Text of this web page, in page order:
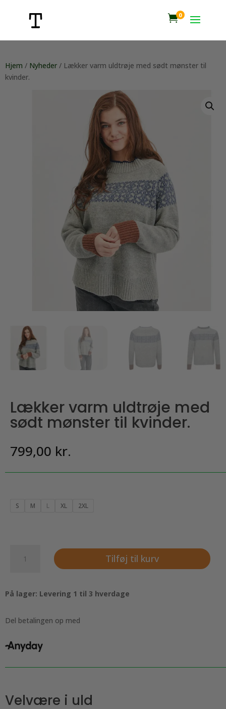
0
Hjem / Nyheder / Lækker varm uldtrøje med sødt mønster til
kvinder.
Lækker varm uldtrøje med
sødt mønster til kvinder.
799,00 kr.
S M L XL 2XL
varm
sødt
til
antal
Tilføj til kurv
På lager: Levering 1 til 3 hverdage
Del betalingen op med
Velvære i uld